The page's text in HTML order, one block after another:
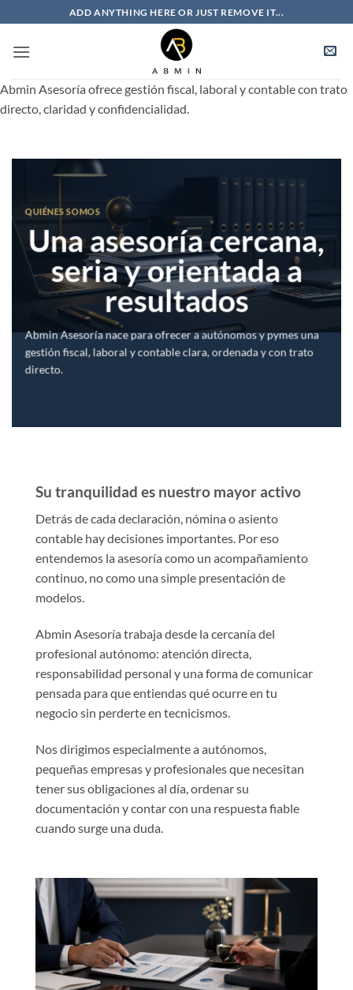
al
contenido
ADD ANYTHING HERE OR JUST REMOVE IT...
Abmin Asesoría ofrece gestión fiscal, laboral y contable con trato
directo, claridad y confidencialidad.
QUIÉNES SOMOS
Una asesoría cercana,
seria y orientada a
resultados
Abmin Asesoría nace para ofrecer a autónomos y pymes una
gestión fiscal, laboral y contable clara, ordenada y con trato
directo.
Su tranquilidad es nuestro mayor activo
Detrás de cada declaración, nómina o asiento
contable hay decisiones importantes. Por eso
entendemos la asesoría como un acompañamiento
continuo, no como una simple presentación de
modelos.
Abmin Asesoría trabaja desde la cercanía del
profesional autónomo: atención directa,
responsabilidad personal y una forma de comunicar
pensada para que entiendas qué ocurre en tu
negocio sin perderte en tecnicismos.
Nos dirigimos especialmente a autónomos,
pequeñas empresas y profesionales que necesitan
tener sus obligaciones al día, ordenar su
documentación y contar con una respuesta fiable
cuando surge una duda.